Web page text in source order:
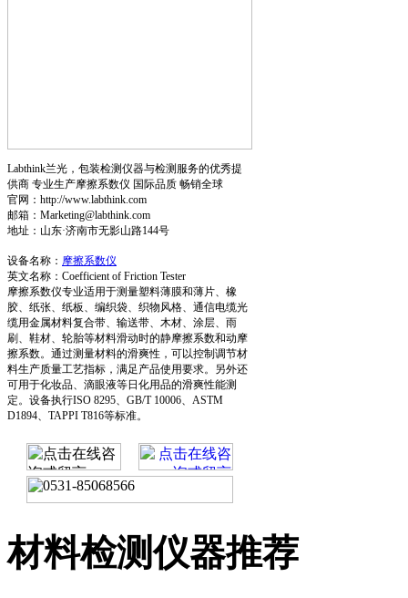
Labthink兰光，包装检测仪器与检测服务的优秀提
供商 专业生产摩擦系数仪 国际品质 畅销全球
官网：http://www.labthink.com
邮箱：Marketing@labthink.com
地址：山东·济南市无影山路144号
设备名称： 摩擦系数仪
英文名称：Coefficient of Friction Tester
摩擦系数仪专业适用于测量塑料薄膜和薄片、橡
胶、纸张、纸板、编织袋、织物风格、通信电缆光
缆用金属材料复合带、输送带、木材、涂层、雨
刷、鞋材、轮胎等材料滑动时的静摩擦系数和动摩
擦系数。通过测量材料的滑爽性，可以控制调节材
料生产质量工艺指标，满足产品使用要求。另外还
可用于化妆品、滴眼液等日化用品的滑爽性能测
定。设备执行ISO 8295、GB/T 10006、ASTM
D1894、TAPPI T816等标准。
材料检测仪器推荐